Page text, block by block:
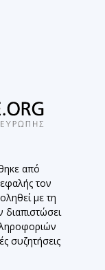
από
τον
με τη
διαπιστώσει
συζητήσεις